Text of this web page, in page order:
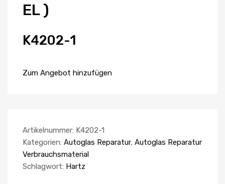
EL )
K4202-1
Zum Angebot hinzufügen
Artikelnummer: K4202-1
Kategorien: Autoglas Reparatur, Autoglas Reparatur
Verbrauchsmaterial
Schlagwort: Hartz